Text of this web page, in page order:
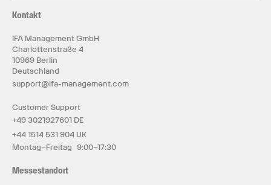
Kontakt
IFA Management GmbH
Charlottenstraße 4
10969 Berlin
Deutschland
support@ifa-management.com
Customer Support
+49 3021927601 DE
+44 1514 531 904 UK
Montag–Freitag 9:00–17:30
Messestandort